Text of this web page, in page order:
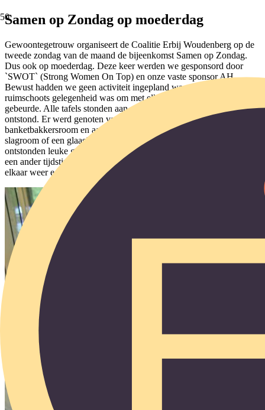
Samen op Zondag op moederdag
Gewoontegetrouw organiseert de Coalitie Erbij Woudenberg op de
tweede zondag van de maand de bijeenkomst Samen op Zondag.
Dus ook op moederdag. Deze keer werden we gesponsord door
`SWOT` (Strong Women On Top) en onze vaste sponsor AH.
Bewust hadden we geen activiteit ingepland waardoor er
ruimschoots gelegenheid was om met elkaar te praten. En dat
gebeurde. Alle tafels stonden aan elkaar waardoor er saamhorigheid
ontstond. Er werd genoten van de zandtaartjes met
banketbakkersroom en aardbeien en een glaasje advocaat met
slagroom of een glaasje wijn. Het ging er allemaal makkelijk in. Er
ontstonden leuke gesprekken, velen hadden (bewust) de kinderen op
een ander tijdstip naar moeder laten komen. Zo hebben we met
elkaar weer een gezellige middag beleefd!